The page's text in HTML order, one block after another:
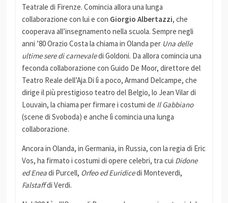
Teatrale di Firenze. Comincia allora una lunga
collaborazione con lui e con Giorgio Albertazzi, che
cooperava all’insegnamento nella scuola. Sempre negli
anni ’80 Orazio Costa la chiama in Olanda per Una delle
ultime sere di carnevaledi Goldoni. Da allora comincia una
feconda collaborazione con Guido De Moor, direttore del
Teatro Reale dell’Aja.Di lì a poco, Armand Delcampe, che
dirige il più prestigioso teatro del Belgio, lo Jean Vilar di
Louvain, la chiama per firmare i costumi de Il Gabbiano
(scene di Svoboda) e anche lì comincia una lunga
collaborazione.
Ancora in Olanda, in Germania, in Russia, con la regia di Eric
Vos, ha firmato i costumi di opere celebri, tra cui Didone
ed Eneadi Purcell, Orfeo ed Euridicedi Monteverdi,
Falstaffdi Verdi.